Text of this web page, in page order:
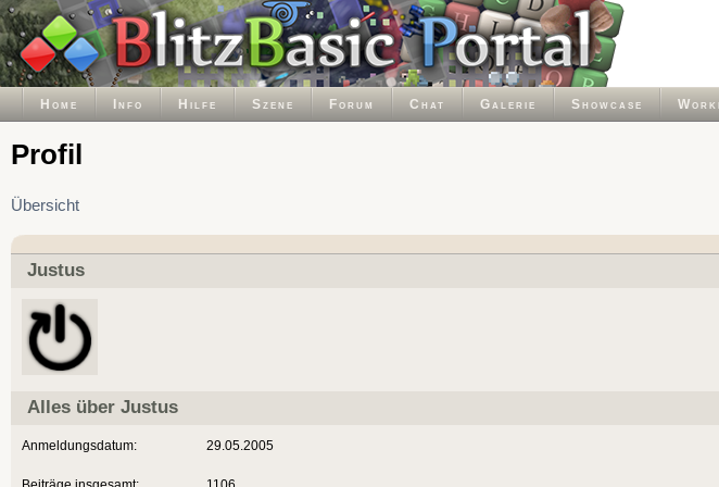
Home Info Hilfe Szene Forum Chat Galerie Showcase
Profil
Übersicht
Justus
Alles über Justus
Anmeldungsdatum: 29.05.2005